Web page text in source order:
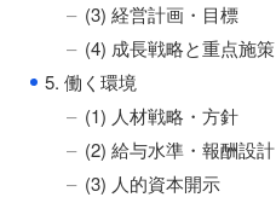
(3) 経営計画・目標
(4) 成長戦略と重点施策
● 5. 働く環境
(1) 人材戦略・方針
(2) 給与水準・報酬設計
(3) 人的資本開示